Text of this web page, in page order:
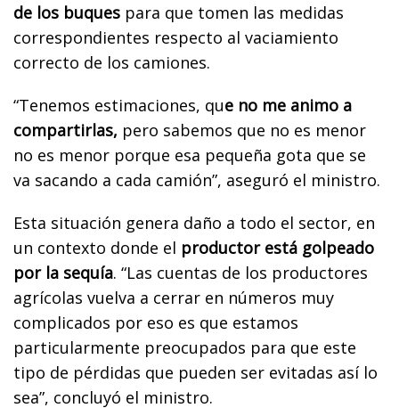
de los buques para que tomen las medidas
correspondientes respecto al vaciamiento
correcto de los camiones.
“Tenemos estimaciones, que no me animo a
compartirlas, pero sabemos que no es menor
no es menor porque esa pequeña gota que se
va sacando a cada camión”, aseguró el ministro.
Esta situación genera daño a todo el sector, en
un contexto donde el productor está golpeado
por la sequía. “Las cuentas de los productores
agrícolas vuelva a cerrar en números muy
complicados por eso es que estamos
particularmente preocupados para que este
tipo de pérdidas que pueden ser evitadas así lo
sea”, concluyó el ministro.